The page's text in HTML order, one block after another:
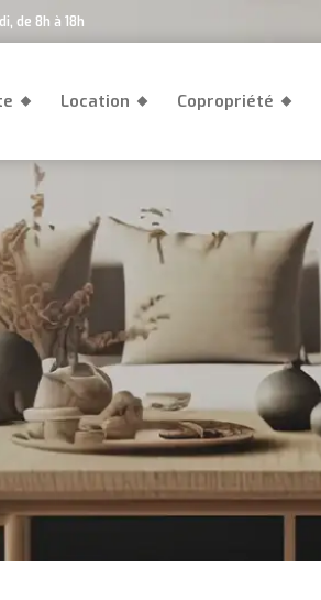
de 8h à 18h
Location Copropriété